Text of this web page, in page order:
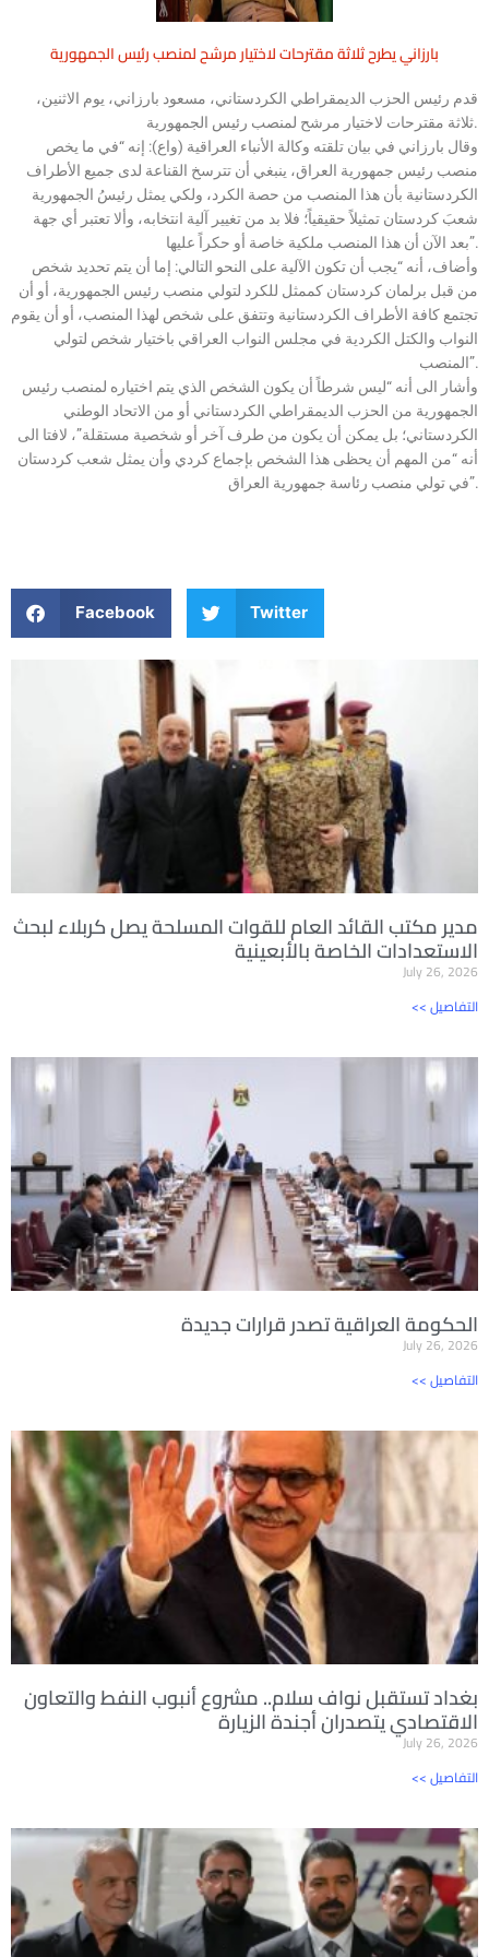
بارزاني يطرح ثلاثة مقترحات لاختيار مرشح لمنصب رئيس الجمهورية
قدم رئيس الحزب الديمقراطي الكردستاني، مسعود بارزاني، يوم الاثنين،
ثلاثة مقترحات لاختيار مرشح لمنصب رئيس الجمهورية.
وقال بارزاني في بيان تلقته وكالة الأنباء العراقية (واع): إنه “في ما يخص
منصب رئيس جمهورية العراق، ينبغي أن تترسخ القناعة لدى جميع الأطراف
الكردستانية بأن هذا المنصب من حصة الكرد، ولكي يمثل رئيسُ الجمهورية
شعبَ كردستان تمثيلاً حقيقياً؛ فلا بد من تغيير آلية انتخابه، وألا تعتبر أي جهة
بعد الآن أن هذا المنصب ملكية خاصة أو حكراً عليها”.
وأضاف، أنه “يجب أن تكون الآلية على النحو التالي: إما أن يتم تحديد شخص
من قبل برلمان كردستان كممثل للكرد لتولي منصب رئيس الجمهورية، أو أن
تجتمع كافة الأطراف الكردستانية وتتفق على شخص لهذا المنصب، أو أن يقوم
النواب والكتل الكردية في مجلس النواب العراقي باختيار شخص لتولي
المنصب”.
وأشار الى أنه “ليس شرطاً أن يكون الشخص الذي يتم اختياره لمنصب رئيس
الجمهورية من الحزب الديمقراطي الكردستاني أو من الاتحاد الوطني
الكردستاني؛ بل يمكن أن يكون من طرف آخر أو شخصية مستقلة”، لافتا الى
أنه “من المهم أن يحظى هذا الشخص بإجماع كردي وأن يمثل شعب كردستان
في تولي منصب رئاسة جمهورية العراق”.
Facebook Twitter
مدير مكتب القائد العام للقوات المسلحة يصل كربلاء لبحث
الاستعدادات الخاصة بالأبعينية
July 26, 2026
<< التفاصيل
الحكومة العراقية تصدر قرارات جديدة
July 26, 2026
<< التفاصيل
بغداد تستقبل نواف سلام.. مشروع أنبوب النفط والتعاون
الاقتصادي يتصدران أجندة الزيارة
July 26, 2026
<< التفاصيل